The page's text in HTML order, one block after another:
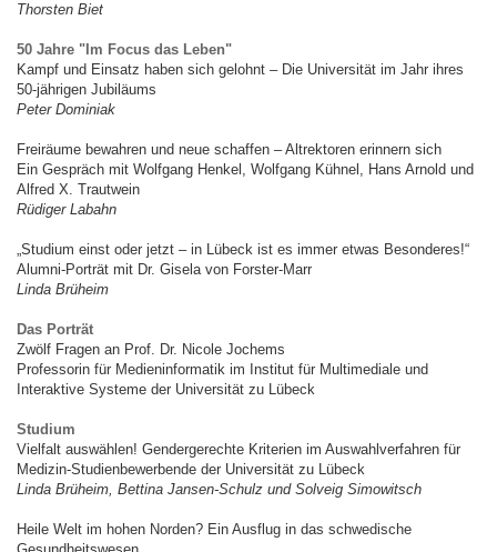
Thorsten Biet
50 Jahre "Im Focus das Leben"
Kampf und Einsatz haben sich gelohnt – Die Universität im Jahr ihres
50-jährigen Jubiläums
Peter Dominiak
Freiräume bewahren und neue schaffen – Altrektoren erinnern sich
Ein Gespräch mit Wolfgang Henkel, Wolfgang Kühnel, Hans Arnold und
Alfred X. Trautwein
Rüdiger Labahn
„Studium einst oder jetzt – in Lübeck ist es immer etwas Besonderes!“
Alumni-Porträt mit Dr. Gisela von Forster-Marr
Linda Brüheim
Das Porträt
Zwölf Fragen an Prof. Dr. Nicole Jochems
Professorin für Medieninformatik im Institut für Multimediale und
Interaktive Systeme der Universität zu Lübeck
Studium
Vielfalt auswählen! Gendergerechte Kriterien im Auswahlverfahren für
Medizin-Studienbewerbende der Universität zu Lübeck
Linda Brüheim, Bettina Jansen-Schulz und Solveig Simowitsch
Heile Welt im hohen Norden? Ein Ausflug in das schwedische